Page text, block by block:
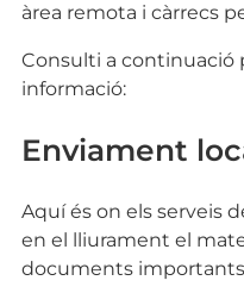
àrea remota i càrrecs
Consulti a continuació
informació:
Enviament
Aquí és on els serveis
en el lliurament el
documents